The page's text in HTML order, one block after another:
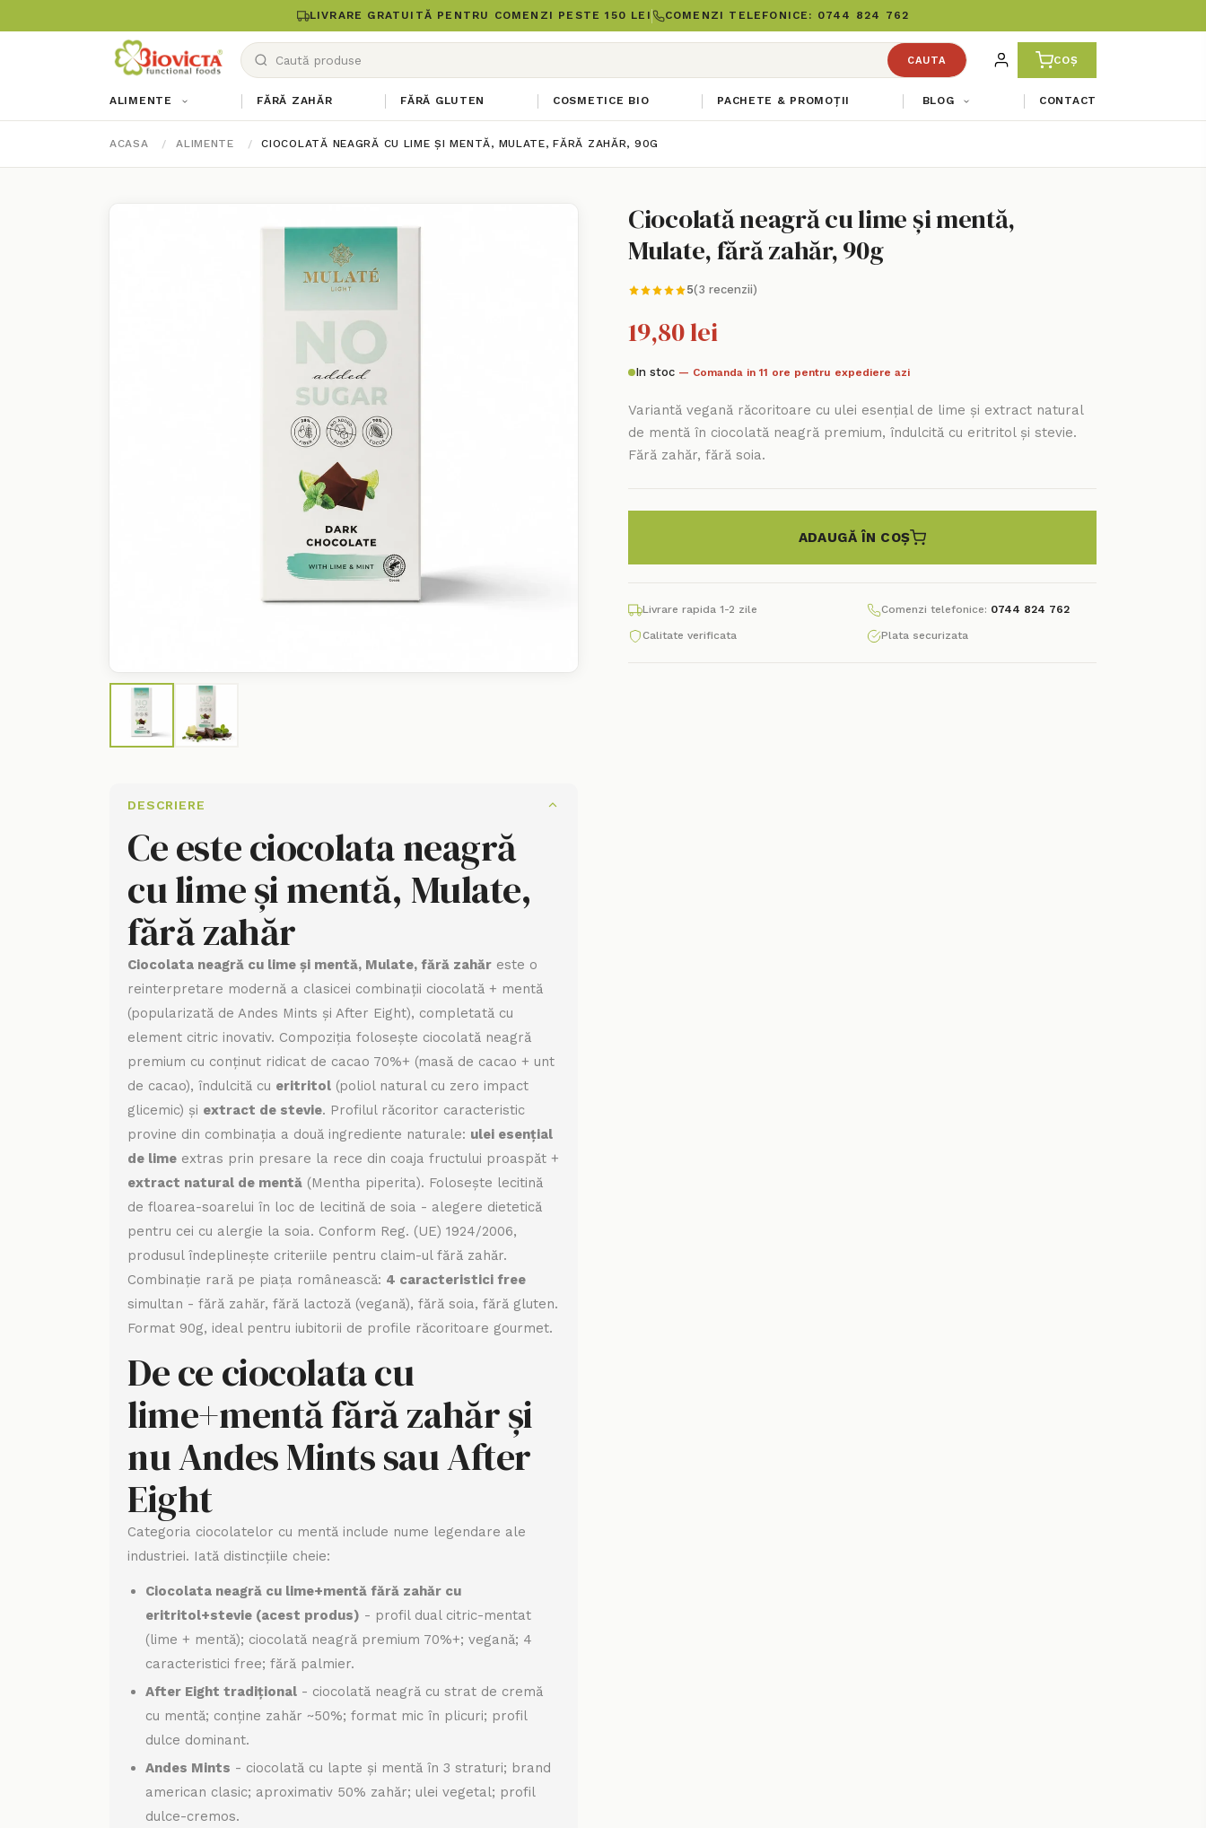
LIVRARE GRATUITĂ PENTRU COMENZI PESTE 150 LEI COMENZI TELEFONICE: 0744 824 762
CAUTA COȘ
ALIMENTE FĂRĂ ZAHĂR FĂRĂ GLUTEN COSMETICE BIO PACHETE & PROMOȚII BLOG CONTACT
ACASA ALIMENTE CIOCOLATĂ NEAGRĂ CU LIME ȘI MENTĂ, MULATE, FĂRĂ ZAHĂR, 90G
Ciocolată neagră cu lime și mentă,
Mulate, fără zahăr, 90g
5(3 recenzii)
19,80 lei
In stoc — Comanda in 11 ore pentru expediere azi
Variantă vegană răcoritoare cu ulei esențial de lime și extract natural
de mentă în ciocolată neagră premium, îndulcită cu eritritol și stevie.
Fără zahăr, fără soia.
ADAUGĂ ÎN COȘ
Livrare rapida 1-2 zile Comenzi telefonice: 0744 824 762
Calitate verificata Plata securizata
DESCRIERE
Ce este ciocolata neagră
cu lime și mentă, Mulate,
fără zahăr
Ciocolata neagră cu lime și mentă, Mulate, fără zahăr este o
reinterpretare modernă a clasicei combinații ciocolată + mentă
(popularizată de Andes Mints și After Eight), completată cu
element citric inovativ. Compoziția folosește ciocolată neagră
premium cu conținut ridicat de cacao 70%+ (masă de cacao + unt
de cacao), îndulcită cu eritritol (poliol natural cu zero impact
glicemic) și extract de stevie. Profilul răcoritor caracteristic
provine din combinația a două ingrediente naturale: ulei esențial
de lime extras prin presare la rece din coaja fructului proaspăt +
extract natural de mentă (Mentha piperita). Folosește lecitină
de floarea-soarelui în loc de lecitină de soia - alegere dietetică
pentru cei cu alergie la soia. Conform Reg. (UE) 1924/2006,
produsul îndeplinește criteriile pentru claim-ul fără zahăr.
Combinație rară pe piața românească: 4 caracteristici free
simultan - fără zahăr, fără lactoză (vegană), fără soia, fără gluten.
Format 90g, ideal pentru iubitorii de profile răcoritoare gourmet.
De ce ciocolata cu
lime+mentă fără zahăr și
nu Andes Mints sau After
Eight
Categoria ciocolatelor cu mentă include nume legendare ale
industriei. Iată distincțiile cheie:
Ciocolata neagră cu lime+mentă fără zahăr cu
eritritol+stevie (acest produs) - profil dual citric-mentat
(lime + mentă); ciocolată neagră premium 70%+; vegană; 4
caracteristici free; fără palmier.
After Eight tradițional - ciocolată neagră cu strat de cremă
cu mentă; conține zahăr ~50%; format mic în plicuri; profil
dulce dominant.
Andes Mints - ciocolată cu lapte și mentă în 3 straturi; brand
american clasic; aproximativ 50% zahăr; ulei vegetal; profil
dulce-cremos.